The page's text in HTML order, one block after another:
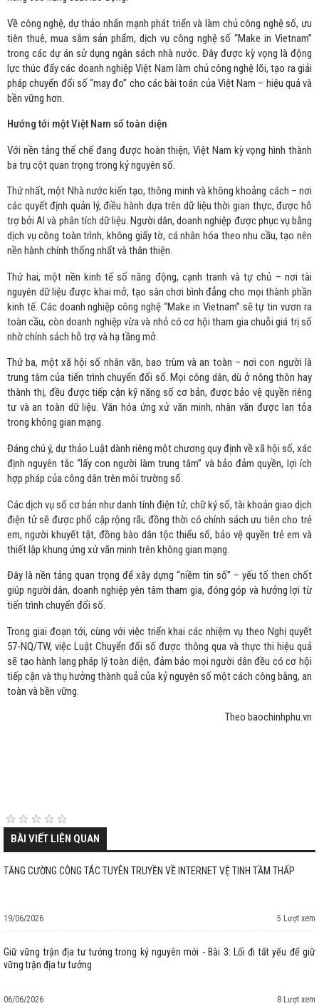
Về công nghệ, dự thảo nhấn mạnh phát triển và làm chủ công nghệ số, ưu
tiên thuê, mua sắm sản phẩm, dịch vụ công nghệ số “Make in Vietnam”
trong các dự án sử dụng ngân sách nhà nước. Đây được kỳ vọng là động
lực thúc đẩy các doanh nghiệp Việt Nam làm chủ công nghệ lõi, tạo ra giải
pháp chuyển đổi số “may đo” cho các bài toán của Việt Nam – hiệu quả và
bền vững hơn.
Hướng tới một Việt Nam số toàn diện
Với nền tảng thể chế đang được hoàn thiện, Việt Nam kỳ vọng hình thành
ba trụ cột quan trọng trong kỷ nguyên số.
Thứ nhất, một Nhà nước kiến tạo, thông minh và không khoảng cách – nơi
các quyết định quản lý, điều hành dựa trên dữ liệu thời gian thực, được hỗ
trợ bởi AI và phân tích dữ liệu. Người dân, doanh nghiệp được phục vụ bằng
dịch vụ công toàn trình, không giấy tờ, cá nhân hóa theo nhu cầu, tạo nên
nền hành chính thống nhất và thân thiện.
Thứ hai, một nền kinh tế số năng động, cạnh tranh và tự chủ – nơi tài
nguyên dữ liệu được khai mở, tạo sân chơi bình đẳng cho mọi thành phần
kinh tế. Các doanh nghiệp công nghệ “Make in Vietnam” sẽ tự tin vươn ra
toàn cầu, còn doanh nghiệp vừa và nhỏ có cơ hội tham gia chuỗi giá trị số
nhờ chính sách hỗ trợ và hạ tầng mở.
Thứ ba, một xã hội số nhân văn, bao trùm và an toàn – nơi con người là
trung tâm của tiến trình chuyển đổi số. Mọi công dân, dù ở nông thôn hay
thành thị, đều được tiếp cận kỹ năng số cơ bản, được bảo vệ quyền riêng
tư và an toàn dữ liệu. Văn hóa ứng xử văn minh, nhân văn được lan tỏa
trong không gian mạng.
Đáng chú ý, dự thảo Luật dành riêng một chương quy định về xã hội số, xác
định nguyên tắc “lấy con người làm trung tâm” và bảo đảm quyền, lợi ích
hợp pháp của công dân trên môi trường số.
Các dịch vụ số cơ bản như danh tính điện tử, chữ ký số, tài khoản giao dịch
điện tử sẽ được phổ cập rộng rãi; đồng thời có chính sách ưu tiên cho trẻ
em, người khuyết tật, đồng bào dân tộc thiểu số, bảo vệ quyền trẻ em và
thiết lập khung ứng xử văn minh trên không gian mạng.
Đây là nền tảng quan trọng để xây dựng “niềm tin số” – yếu tố then chốt
giúp người dân, doanh nghiệp yên tâm tham gia, đóng góp và hưởng lợi từ
tiến trình chuyển đổi số.
Trong giai đoạn tới, cùng với việc triển khai các nhiệm vụ theo Nghị quyết
57-NQ/TW, việc Luật Chuyển đổi số được thông qua và thực thi hiệu quả
sẽ tạo hành lang pháp lý toàn diện, đảm bảo mọi người dân đều có cơ hội
tiếp cận và thụ hưởng thành quả của kỷ nguyên số một cách công bằng, an
toàn và bền vững.
Theo baochinhphu.vn
BÀI VIẾT LIÊN QUAN
TĂNG CƯỜNG CÔNG TÁC TUYÊN TRUYỀN VỀ INTERNET VỆ TINH TẦM THẤP
19/06/2026 5 Lượt xem
Giữ vững trận địa tư tưởng trong kỷ nguyên mới - Bài 3: Lối đi tất yếu để giữ
vững trận địa tư tưởng
06/06/2026 8 Lượt xem